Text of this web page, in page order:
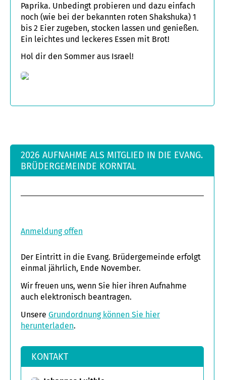
Paprika. Unbedingt probieren und dazu einfach
noch (wie bei der bekannten roten Shakshuka) 1
bis 2 Eier zugeben, stocken lassen und genießen.
Ein leichtes und leckeres Essen mit Brot!
Hol dir den Sommer aus Israel!
2026 AUFNAHME ALS MITGLIED IN DIE EVANG.
BRÜDERGEMEINDE KORNTAL
Anmeldung offen
Der Eintritt in die Evang. Brüdergemeinde erfolgt
einmal jährlich, Ende November.
Wir freuen uns, wenn Sie hier ihren Aufnahme
auch elektronisch beantragen.
Unsere Grundordnung können Sie hier
herunterladen.
KONTAKT